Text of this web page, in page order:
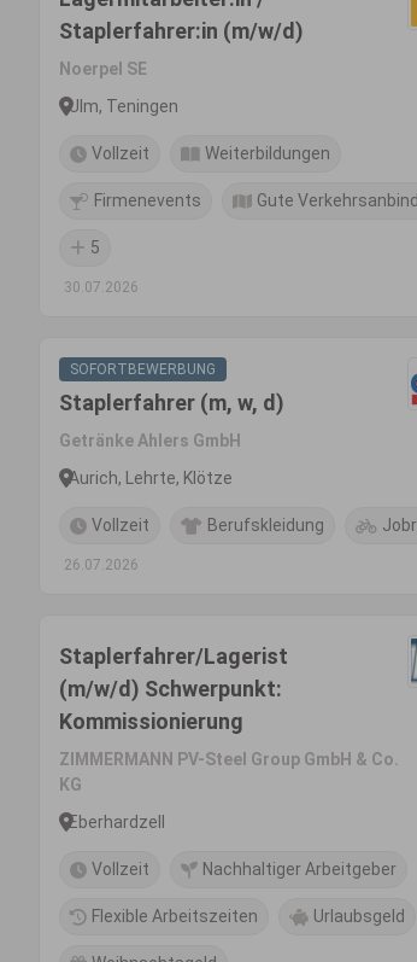
Staplerfahrer:in (m/w/d)
Noerpel SE
Ulm, Teningen
Vollzeit Weiterbildungen
Firmenevents Gute
5
30.07.2026
SOFORTBEWERBUNG
Staplerfahrer (m, w, d)
Getränke Ahlers GmbH
Aurich, Lehrte, Klötze
Vollzeit Berufskleidung
26.07.2026
Staplerfahrer/Lagerist
(m/w/d) Schwerpunkt:
Kommissionierung
ZIMMERMANN PV-Steel Group GmbH & Co.
KG
Eberhardzell
Vollzeit Nachhaltiger Arbeitgeber
Flexible Arbeitszeiten Urlaubsgeld